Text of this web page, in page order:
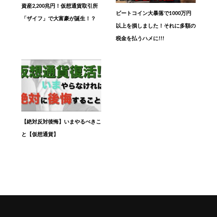
資産2,200兆円！仮想通貨取引所
「ザイフ」で大富豪が誕生！？
ビートコイン大暴落で1000万円
以上を損しました！それに多額の
税金を払うハメに!!!
【絶対反対後悔】いまやるべきこ
と【仮想通貨】